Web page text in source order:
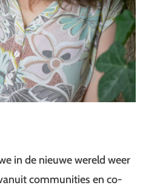
in de nieuwe wereld weer
communities en co-